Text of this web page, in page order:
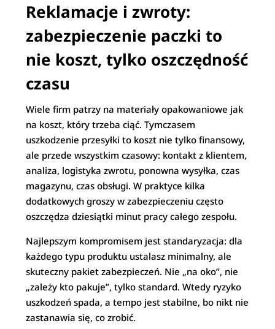
Reklamacje i zwroty:
zabezpieczenie paczki to
nie koszt, tylko oszczędność
czasu
Wiele firm patrzy na materiały opakowaniowe jak
na koszt, który trzeba ciąć. Tymczasem
uszkodzenie przesyłki to koszt nie tylko finansowy,
ale przede wszystkim czasowy: kontakt z klientem,
analiza, logistyka zwrotu, ponowna wysyłka, czas
magazynu, czas obsługi. W praktyce kilka
dodatkowych groszy w zabezpieczeniu często
oszczędza dziesiątki minut pracy całego zespołu.
Najlepszym kompromisem jest standaryzacja: dla
każdego typu produktu ustalasz minimalny, ale
skuteczny pakiet zabezpieczeń. Nie „na oko”, nie
„zależy kto pakuje”, tylko standard. Wtedy ryzyko
uszkodzeń spada, a tempo jest stabilne, bo nikt nie
zastanawia się, co zrobić.